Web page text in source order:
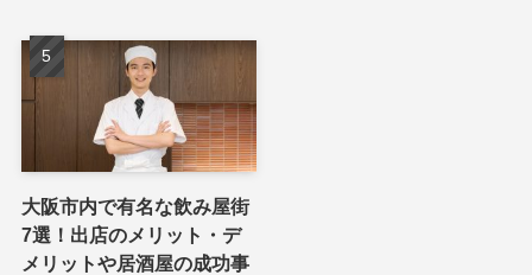
大阪市内で有名な飲み屋街
7選！出店のメリット・デ
メリットや居酒屋の成功事